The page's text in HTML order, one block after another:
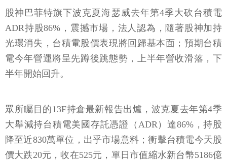
股神巴菲特旗下波克夏海瑟威去年第4季大砍台積電
ADR持股86%，震撼市場，法人認為，隨著股神加持
光環消失，台積電股價表現將回歸基本面；預期台積
電今年營運將呈先蹲後跳態勢，上半年營收滑落，下
半年開始回升。
眾所矚目的13F持倉最新報告出爐，波克夏去年第4季
大舉減持台積電美國存託憑證（ADR）達86%，持股
降至近830萬單位，出乎市場意料；衝擊台積電今天股
價大跌20元，收在525元，單日市值縮水新台幣5186億